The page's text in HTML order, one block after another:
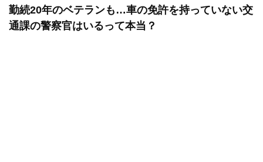
勤続20年のベテランも…車の免許を持っていない交
通課の警察官はいるって本当？